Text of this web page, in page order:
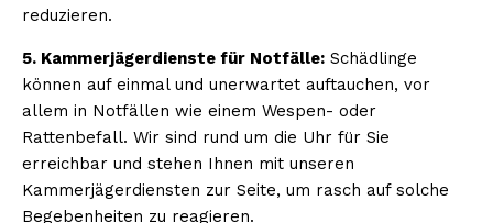
reduzieren.
5. Kammerjägerdienste für Notfälle: Schädlinge
können auf einmal und unerwartet auftauchen, vor
allem in Notfällen wie einem Wespen- oder
Rattenbefall. Wir sind rund um die Uhr für Sie
erreichbar und stehen Ihnen mit unseren
Kammerjägerdiensten zur Seite, um rasch auf solche
Begebenheiten zu reagieren.